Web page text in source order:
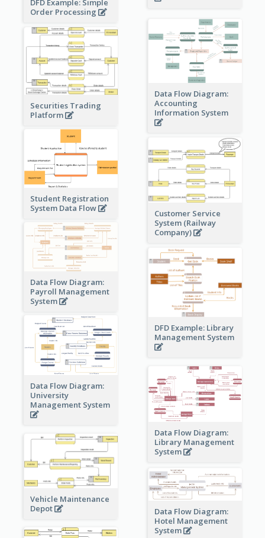
DFD Example: Simple
Order Processing
Data Flow Diagram:
Accounting
Information System
Securities Trading
Platform
Student Registration
System Data Flow
Customer Service
System (Railway
Company)
Data Flow Diagram:
Payroll Management
System
DFD Example: Library
Management System
Data Flow Diagram:
University
Management System
Data Flow Diagram:
Library Management
System
Vehicle Maintenance
Depot
Data Flow Diagram:
Hotel Management
System